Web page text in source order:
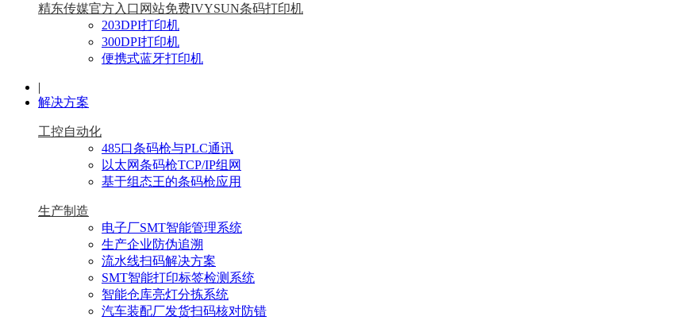
精东传媒官方入口网站免费IVYSUN条码打印机
203DPI打印机
300DPI打印机
便携式蓝牙打印机
|
解决方案
工控自动化
485口条码枪与PLC通讯
以太网条码枪TCP/IP组网
基于组态王的条码枪应用
生产制造
电子厂SMT智能管理系统
生产企业防伪追溯
流水线扫码解决方案
SMT智能打印标签检测系统
智能仓库亮灯分拣系统
汽车装配厂发货扫码核对防错